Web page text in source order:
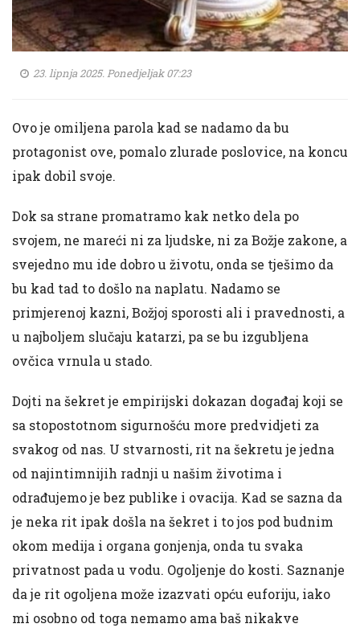
23. lipnja 2025. Ponedjeljak 07:23
Ovo je omiljena parola kad se nadamo da bu
protagonist ove, pomalo zlurade poslovice, na koncu
ipak dobil svoje.
Dok sa strane promatramo kak netko dela po
svojem, ne mareći ni za ljudske, ni za Božje zakone, a
svejedno mu ide dobro u životu, onda se tješimo da
bu kad tad to došlo na naplatu. Nadamo se
primjerenoj kazni, Božjoj sporosti ali i pravednosti, a
u najboljem slučaju katarzi, pa se bu izgubljena
ovčica vrnula u stado.
Dojti na šekret je empirijski dokazan događaj koji se
sa stopostotnom sigurnošću more predvidjeti za
svakog od nas. U stvarnosti, rit na šekretu je jedna
od najintimnijih radnji u našim životima i
odrađujemo je bez publike i ovacija. Kad se sazna da
je neka rit ipak došla na šekret i to jos pod budnim
okom medija i organa gonjenja, onda tu svaka
privatnost pada u vodu. Ogoljenje do kosti. Saznanje
da je rit ogoljena može izazvati opću euforiju, iako
mi osobno od toga nemamo ama baš nikakve